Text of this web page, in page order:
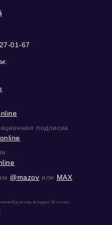
01-67
подписка
@mazov или MAX
для лиц младше 16-ти лет.